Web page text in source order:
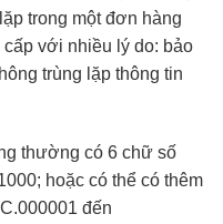
trong một đơn hàng
với nhiều lý do: bảo
trùng lặp thông tin
thường có 6 chữ số
hoặc có thể có thêm
đến